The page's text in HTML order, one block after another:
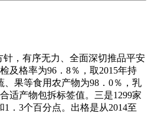
，有序无力、全面深切推品平安
及格率为96．8％，取2015年持
果等食用农产物为98．0％，乳
适产物包拆标签值。三是1299家
．3个百分点。出格是从2014至